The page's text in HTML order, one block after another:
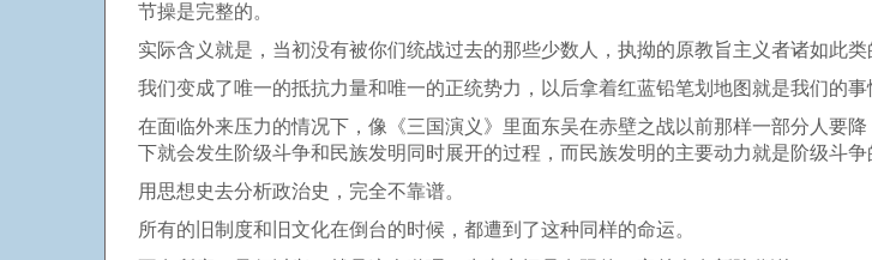
节操是完整的。
实际含义就是，当初没有被你们统战过去的那些少数人，执拗的原教旨主义者诸如此
我们变成了唯一的抵抗力量和唯一的正统势力，以后拿着红蓝铅笔划地图就是我们的事
在面临外来压力的情况下，像《三国演义》里面东吴在赤壁之战以前那样一部分人要
下就会发生阶级斗争和民族发明同时展开的过程，而民族发明的主要动力就是阶级斗争
用思想史去分析政治史，完全不靠谱。
所有的旧制度和旧文化在倒台的时候，都遭到了这种同样的命运。